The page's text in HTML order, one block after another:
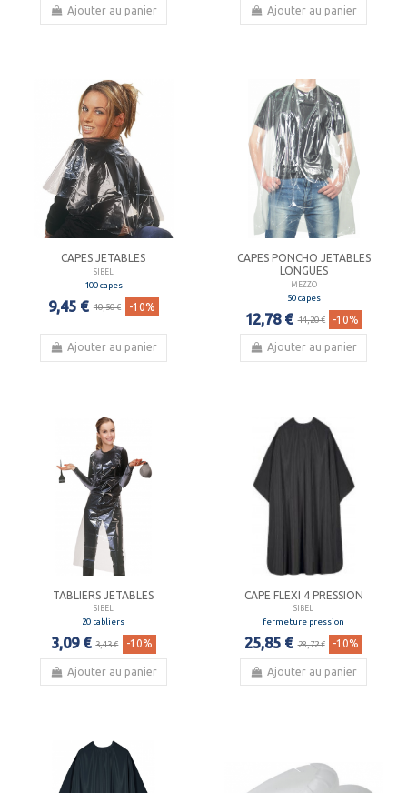
Ajouter au panier Ajouter au panier
CAPES JETABLES
SIBEL
100 capes
9,45 € 10,50 € -10%
Ajouter au panier
CAPES PONCHO JETABLES
LONGUES
MEZZO
50 capes
12,78 € 14,20 € -10%
Ajouter au panier
TABLIERS JETABLES
SIBEL
20 tabliers
3,09 € 3,43 € -10%
Ajouter au panier
CAPE FLEXI 4 PRESSION
SIBEL
fermeture pression
25,85 € 28,72 € -10%
Ajouter au panier